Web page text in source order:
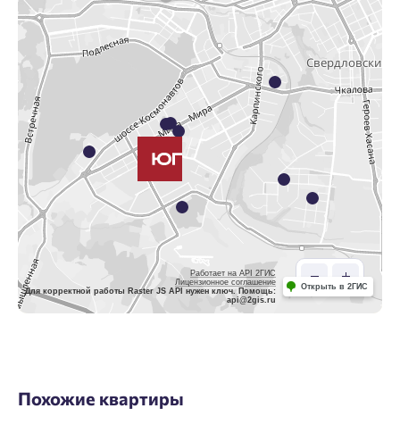
Работает на API 2ГИС
Лицензионное соглашение
Для корректной работы Raster JS API нужен ключ. Помощь:
api@2gis.ru
Открыть в 2ГИС
Похожие квартиры